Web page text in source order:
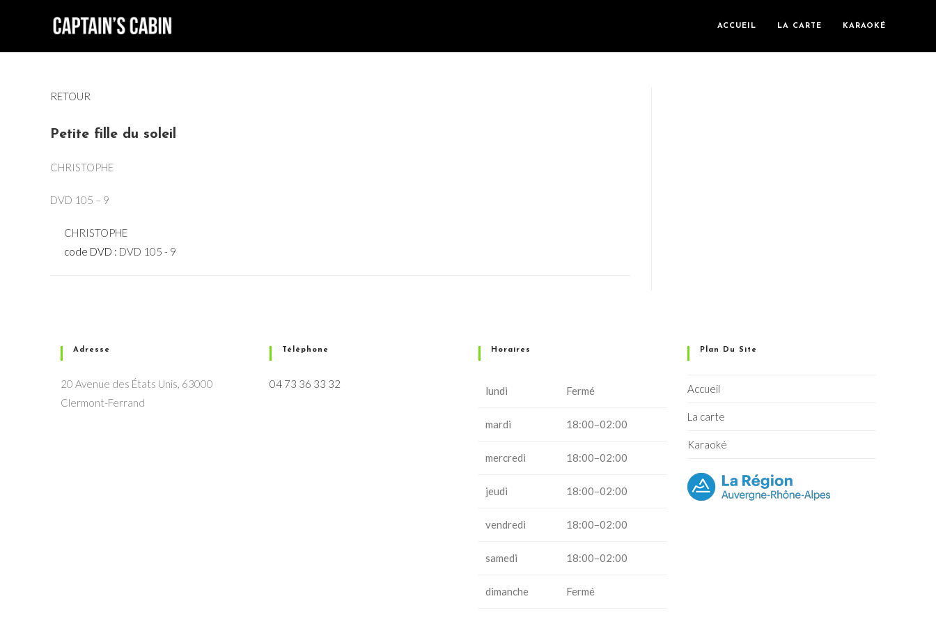
ACCUEIL LA CARTE KARAOKÉ
RETOUR
Petite fille du soleil
CHRISTOPHE
DVD 105 – 9
CHRISTOPHE
code DVD : DVD 105 - 9
Adresse
20 Avenue des États Unis, 63000
Clermont-Ferrand
Téléphone
04 73 36 33 32
Horaires
lundi Fermé
mardi 18:00–02:00
mercredi 18:00–02:00
jeudi 18:00–02:00
vendredi 18:00–02:00
samedi 18:00–02:00
dimanche Fermé
Plan Du Site
Accueil
La carte
Karaoké